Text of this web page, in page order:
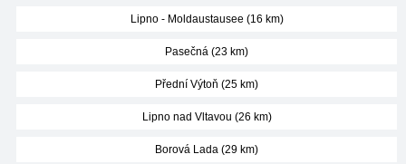
Lipno - Moldaustausee (16 km)
Pasečná (23 km)
Přední Výtoň (25 km)
Lipno nad Vltavou (26 km)
Borová Lada (29 km)